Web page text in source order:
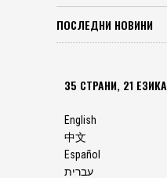
ПОСЛЕДНИ НОВИНИ
35 СТРАНИ, 21 ЕЗИКА
English
中文
Español
עברית